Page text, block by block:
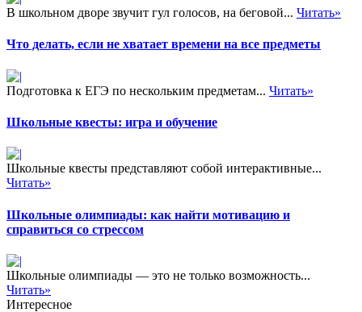
В школьном дворе звучит гул голосов, на беговой... Читать»
Что делать, если не хватает времени на все предметы
Подготовка к ЕГЭ по нескольким предметам... Читать»
Школьные квесты: игра и обучение
Школьные квесты представляют собой интерактивные...
Читать»
Школьные олимпиады: как найти мотивацию и
справиться со стрессом
Школьные олимпиады — это не только возможность...
Читать»
Интересное